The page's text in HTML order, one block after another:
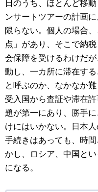
日のうち、ほとんど移
ンサートツアーの計画
限らない。個人の場合
点」があり、そこで納
会保障を受けるわけだ
動し、一カ所に滞在す
と呼ぶのか、なかなか
受入国から査証や滞在
題が第一にあり、勝手
けにはいかない。日本
手続きはあっても、時
かし、ロシア、中国と
になる。